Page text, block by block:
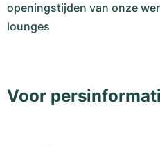
openingstijden van onze
lounges
Voor